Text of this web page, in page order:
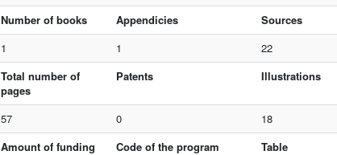
Number of books Appendicies
Sources
1
1
22
Total number of
pages
Patents Illustrations
57 0
18
Amount of funding
Code of the program
Table